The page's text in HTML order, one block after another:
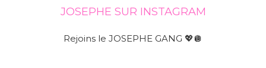
JOSEPHE SUR INSTAGRAM
Rejoins le JOSEPHE GANG 💖🪩